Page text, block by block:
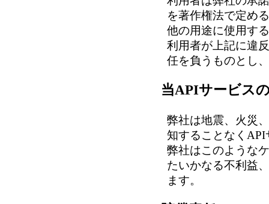
を著作権法で定め
他の用途に使用す
利用者が上記に違
任を負うものとし
当APIサービス
弊社は地震、火災
知することなく
弊社はこのような
たいかなる不利益
ます。